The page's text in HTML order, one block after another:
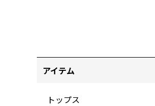
アイテム
トップス